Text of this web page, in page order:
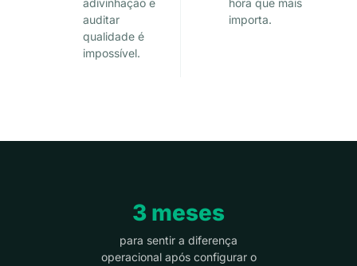
adivinhação e
auditar
qualidade é
impossível.
hora que mais
importa.
3 meses
para sentir a diferença
operacional após configurar o